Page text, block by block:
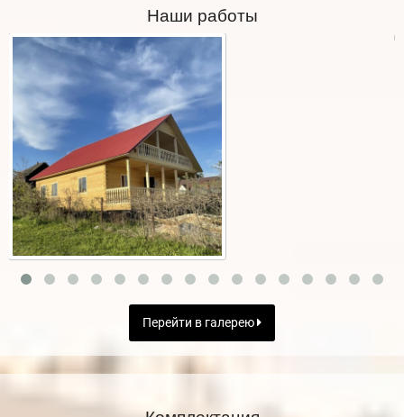
Наши работы
Перейти в галерею